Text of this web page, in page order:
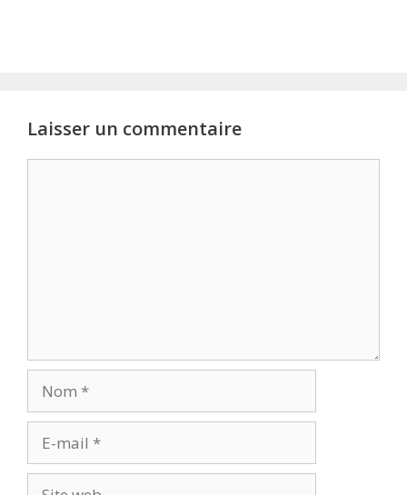
Laisser un commentaire
mail